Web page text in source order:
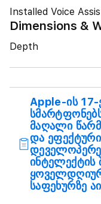
Installed Voice
Dimensions &
Depth
Apple-ის
მაღალი
და ეფექტური
ინტელექტის
ყოველდღიურ
საფეხურზე